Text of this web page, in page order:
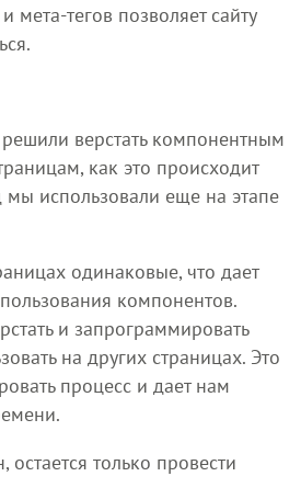
мета-тегов позволяет сайту
верстать компонентным
как это происходит
мы использовали еще на этапе
одинаковые, что дает
компонентов.
и запрограммировать
на других страницах. Это
процесс и дает нам
остается только провести